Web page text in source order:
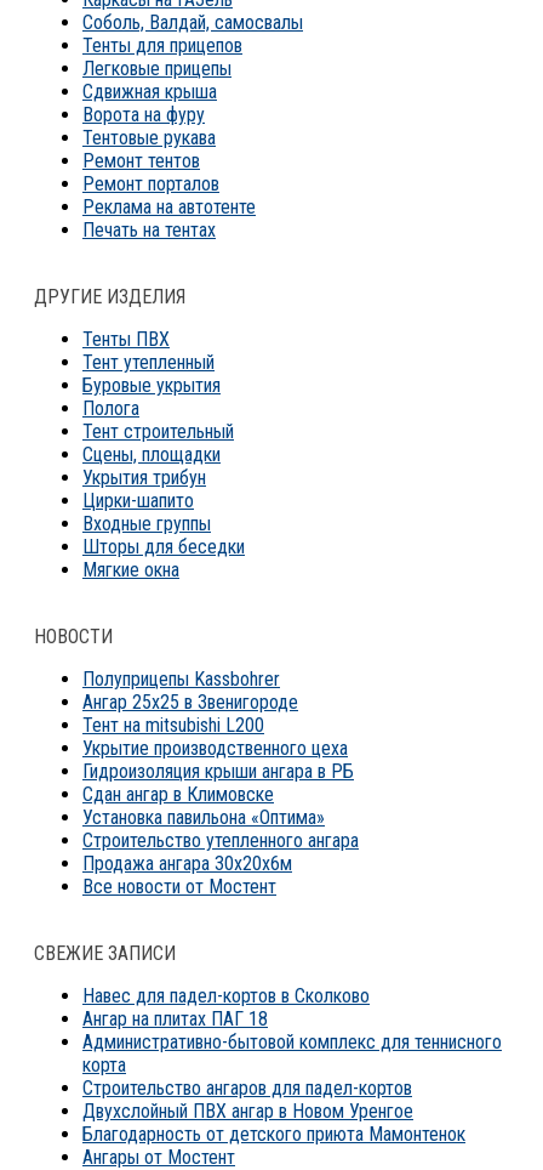
Соболь, Валдай, самосвалы
Тенты для прицепов
Легковые прицепы
Сдвижная крыша
Ворота на фуру
Тентовые рукава
Ремонт тентов
Ремонт порталов
Реклама на автотенте
Печать на тентах
ДРУГИЕ ИЗДЕЛИЯ
Тенты ПВХ
Тент утепленный
Буровые укрытия
Полога
Тент строительный
Сцены, площадки
Укрытия трибун
Цирки-шапито
Входные группы
Шторы для беседки
Мягкие окна
НОВОСТИ
Полуприцепы Kassbohrer
Ангар 25х25 в Звенигороде
Тент на mitsubishi L200
Укрытие производственного цеха
Гидроизоляция крыши ангара в РБ
Сдан ангар в Климовске
Установка павильона «Оптима»
Строительство утепленного ангара
Продажа ангара 30х20х6м
Все новости от Мостент
СВЕЖИЕ ЗАПИСИ
Навес для падел-кортов в Сколково
Ангар на плитах ПАГ 18
Административно-бытовой комплекс для теннисного
корта
Строительство ангаров для падел-кортов
Двухслойный ПВХ ангар в Новом Уренгое
Благодарность от детского приюта Мамонтенок
Ангары от Мостент